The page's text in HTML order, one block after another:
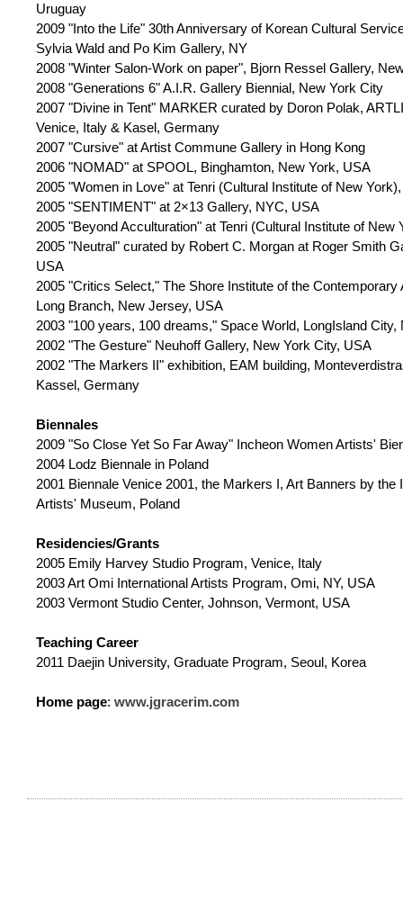
Uruguay
2009 "Into the Life" 30th Anniversary of Korean Cultural
Sylvia Wald and Po Kim Gallery, NY
2008 "Winter Salon-Work on paper", Bjorn Ressel Gallery,
2008 "Generations 6" A.I.R. Gallery Biennial, New York City
2007 "Divine in Tent" MARKER curated by Doron Polak,
Venice, Italy & Kasel, Germany
2007 "Cursive" at Artist Commune Gallery in Hong Kong
2006 "NOMAD" at SPOOL, Binghamton, New York, USA
2005 "Women in Love" at Tenri (Cultural Institute of New
2005 "SENTIMENT" at 2×13 Gallery, NYC, USA
2005 "Beyond Acculturation" at Tenri (Cultural Institute of New
2005 "Neutral" curated by Robert C. Morgan at Roger Smith
USA
2005 "Critics Select," The Shore Institute of the Contemporary
Long Branch, New Jersey, USA
2003 "100 years, 100 dreams," Space World, LongIsland City,
2002 "The Gesture" Neuhoff Gallery, New York City, USA
2002 "The Markers II" exhibition, EAM building,
Kassel, Germany
Biennales
2009 "So Close Yet So Far Away" Incheon Women Artists'
2004 Lodz Biennale in Poland
2001 Biennale Venice 2001, the Markers I, Art Banners by the
Artists' Museum, Poland
Residencies/Grants
2005 Emily Harvey Studio Program, Venice, Italy
2003 Art Omi International Artists Program, Omi, NY, USA
2003 Vermont Studio Center, Johnson, Vermont, USA
Teaching Career
2011 Daejin University, Graduate Program, Seoul, Korea
Home page: www.jgracerim.com